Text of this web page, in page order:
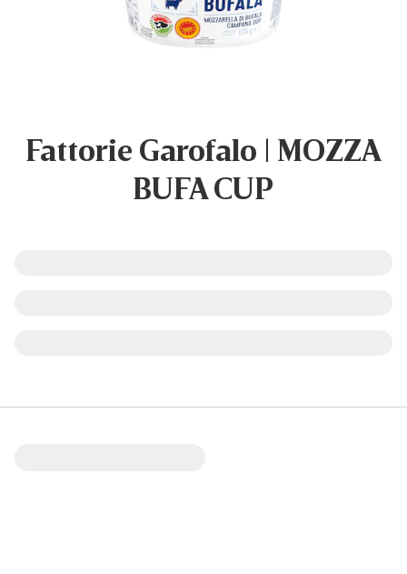
Fattorie Garofalo | MOZZA
BUFA CUP